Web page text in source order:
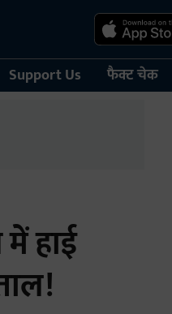
Support Us फैक्ट चेक
हाई